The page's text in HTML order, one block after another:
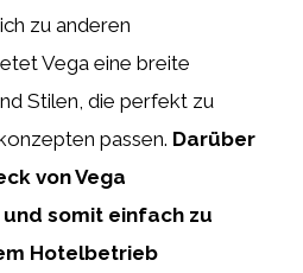
zu anderen
Vega eine breite
Stilen, die perfekt zu
passen. Darüber
von Vega
somit einfach zu
Hotelbetrieb